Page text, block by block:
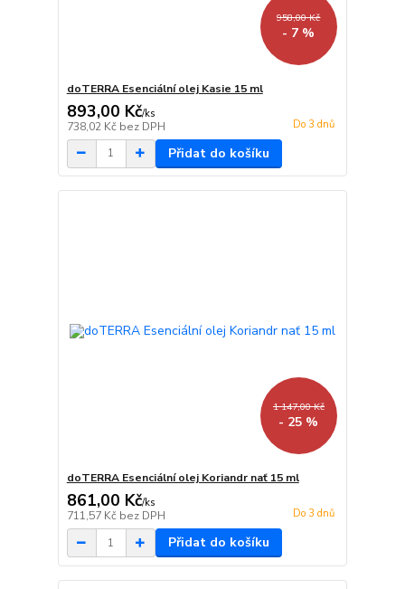
958,00 Kč
- 7 %
doTERRA Esenciální olej Kasie 15 ml
893,00 Kč/ks
738,02 Kč bez DPH Do 3 dnů
Přidat do košíku
1 147,00 Kč
- 25 %
doTERRA Esenciální olej Koriandr nať 15 ml
861,00 Kč/ks
711,57 Kč bez DPH Do 3 dnů
Přidat do košíku